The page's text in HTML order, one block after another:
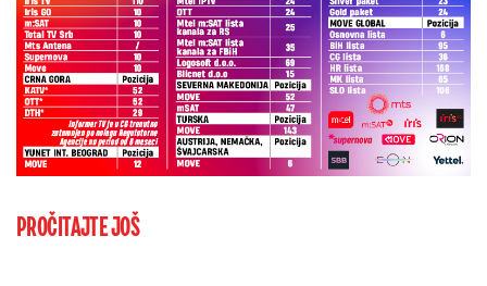
PROČITAJTE JOŠ